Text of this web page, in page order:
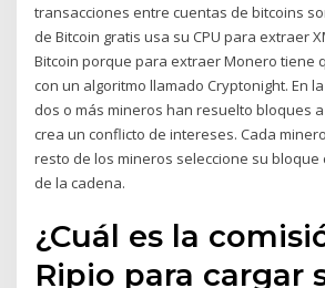
transacciones entre cuentas de bitcoins
de Bitcoin gratis usa su CPU para extraer
Bitcoin porque para extraer Monero tiene
con un algoritmo llamado Cryptonight. En
dos o más mineros han resuelto bloques
crea un conflicto de intereses. Cada
resto de los mineros seleccione su bloque
de la cadena.
¿Cuál es la
Ripio para cargar